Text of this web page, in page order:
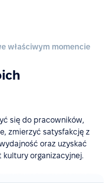
właściwym momencie
się do pracowników,
zmierzyć satysfakcję z
oraz uzyskać
organizacyjnej.